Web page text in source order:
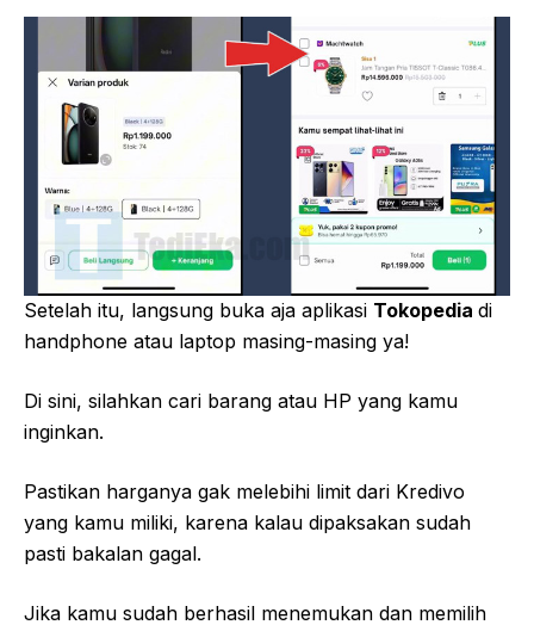
Setelah itu, langsung buka aja aplikasi Tokopedia di
handphone atau laptop masing-masing ya!
Di sini, silahkan cari barang atau HP yang kamu
inginkan.
Pastikan harganya gak melebihi limit dari Kredivo
yang kamu miliki, karena kalau dipaksakan sudah
pasti bakalan gagal.
Jika kamu sudah berhasil menemukan dan memilih